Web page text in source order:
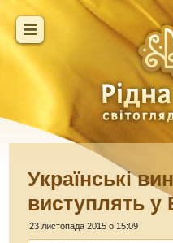
Українські
виступлять у
23 листопада 2015 о 15:09